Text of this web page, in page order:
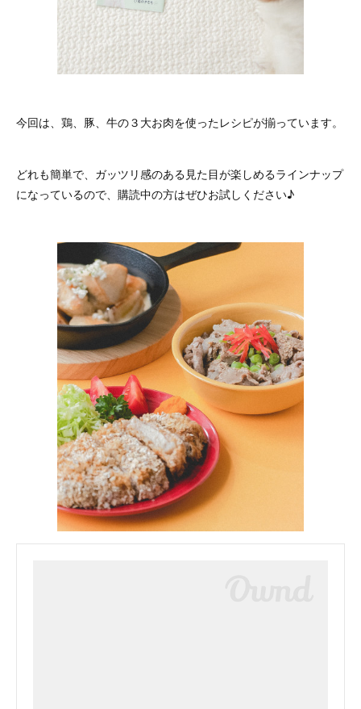
今回は、鶏、豚、牛の３大お肉を使ったレシピが揃っています。
どれも簡単で、ガッツリ感のある見た目が楽しめるラインナップ
になっているので、購読中の方はぜひお試しください♪